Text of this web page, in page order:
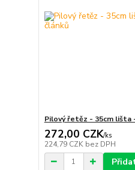
Pilový řetěz - 35cm lišta
272,00 CZK/ks
224,79 CZK bez DPH